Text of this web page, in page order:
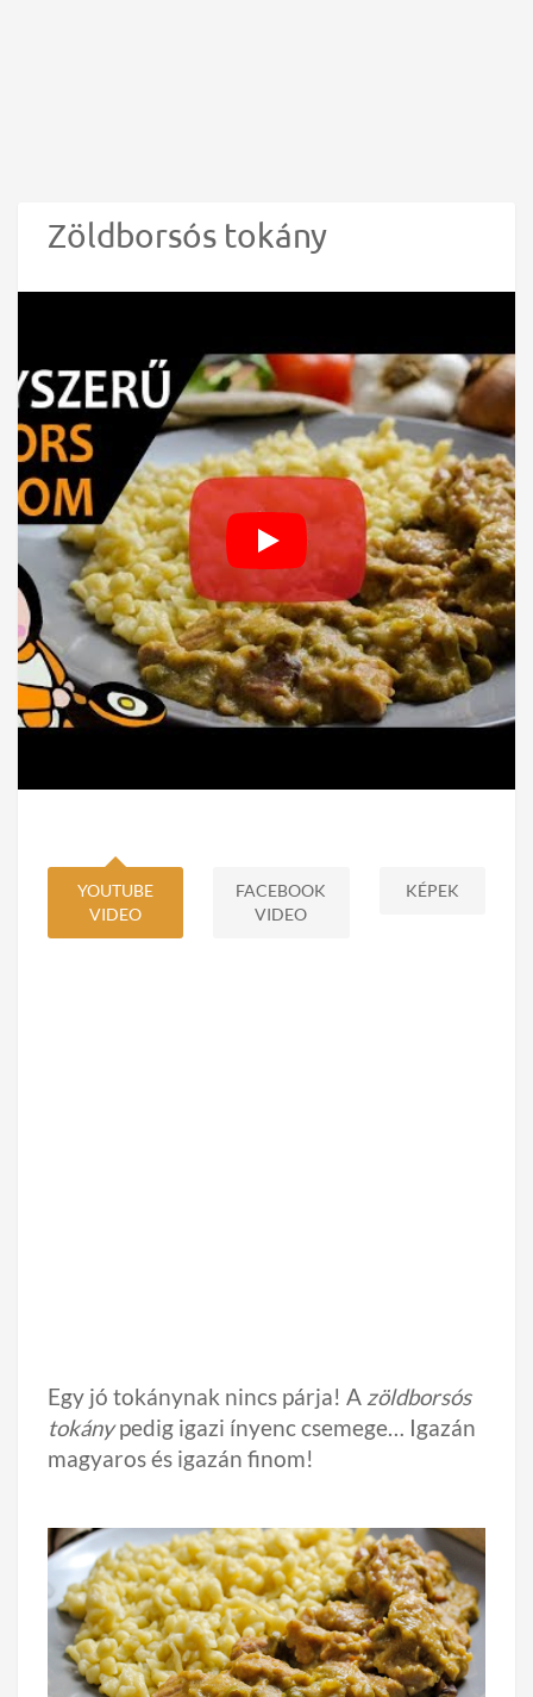
Zöldborsós tokány
YOUTUBE
VIDEO
FACEBOOK
VIDEO
KÉPEK
Egy jó tokánynak nincs párja! A zöldborsós
tokánypedig igazi ínyenc csemege… Igazán
magyaros és igazán finom!